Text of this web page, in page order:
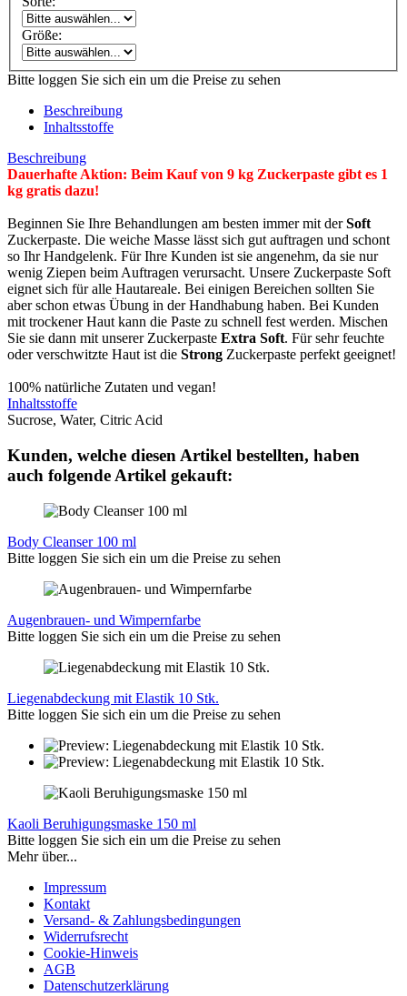
Größe:
Bitte loggen Sie sich ein um die Preise zu sehen
Beschreibung
Inhaltsstoffe
Beschreibung
Dauerhafte Aktion: Beim Kauf von 9 kg Zuckerpaste gibt es 1
kg gratis dazu!
Beginnen Sie Ihre Behandlungen am besten immer mit derSoft
Zuckerpaste. Die weiche Masse lässt sich gut auftragen und schont
so Ihr Handgelenk. Für Ihre Kunden ist sie angenehm, da sie nur
wenig Ziepen beim Auftragen verursacht. Unsere Zuckerpaste Soft
eignet sich für alle Hautareale. Bei einigen Bereichen sollten Sie
aber schon etwas Übung in der Handhabung haben. Bei Kunden
mit trockener Haut kann die Paste zu schnell fest werden. Mischen
Sie sie dann mit unserer Zuckerpaste Extra Soft. Für sehr feuchte
oder verschwitzte Haut ist die Strong Zuckerpaste perfekt geeignet!
100% natürliche Zutaten und vegan!
Inhaltsstoffe
Sucrose, Water, Citric Acid
Kunden, welche diesen Artikel bestellten, haben
auch folgende Artikel gekauft:
Body Cleanser 100 ml
Bitte loggen Sie sich ein um die Preise zu sehen
Augenbrauen- und Wimpernfarbe
Bitte loggen Sie sich ein um die Preise zu sehen
Liegenabdeckung mit Elastik 10 Stk.
Bitte loggen Sie sich ein um die Preise zu sehen
Kaoli Beruhigungsmaske 150 ml
Bitte loggen Sie sich ein um die Preise zu sehen
Mehr über...
Impressum
Kontakt
Versand- & Zahlungsbedingungen
Widerrufsrecht
Cookie-Hinweis
AGB
Datenschutzerklärung